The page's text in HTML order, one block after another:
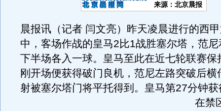
来源：北京晨报
晨报讯（记者 闫文亮）昨天凌晨进行的西
中，客场作战的皇马2比1战胜塞尔塔，范
下半场各入一球。皇马至此在近七轮联赛保
刚开场便获得破门良机，范尼左路突破后横
射被塞尔塔门将平托得到。 皇马第27分钟
在禁